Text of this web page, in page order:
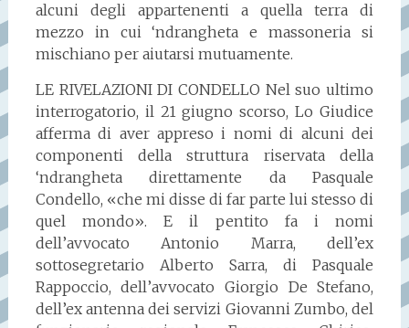
alcuni degli appartenenti a quella terra di
mezzo in cui ‘ndrangheta e massoneria si
mischiano per aiutarsi mutuamente.
LE RIVELAZIONI DI CONDELLO Nel suo ultimo
interrogatorio, il 21 giugno scorso, Lo Giudice
afferma di aver appreso i nomi di alcuni dei
componenti della struttura riservata della
‘ndrangheta direttamente da Pasquale
Condello, «che mi disse di far parte lui stesso di
quel mondo». E il pentito fa i nomi
dell’avvocato Antonio Marra, dell’ex
sottosegretario Alberto Sarra, di Pasquale
Rappoccio, dell’avvocato Giorgio De Stefano,
dell’ex antenna dei servizi Giovanni Zumbo, del